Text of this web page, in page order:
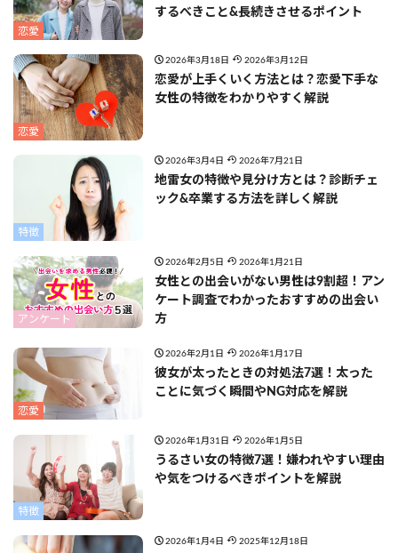
恋愛
するべきこと&長続きさせるポイント
恋愛
2026年3月18日 2026年3月12日
恋愛が上手くいく方法とは？恋愛下手な
女性の特徴をわかりやすく解説
特徴
2026年3月4日 2026年7月21日
地雷女の特徴や見分け方とは？診断チェ
ック&卒業する方法を詳しく解説
アンケート
2026年2月5日 2026年1月21日
女性との出会いがない男性は9割超！アン
ケート調査でわかったおすすめの出会い
方
恋愛
2026年2月1日 2026年1月17日
彼女が太ったときの対処法7選！太った
ことに気づく瞬間やNG対応を解説
特徴
2026年1月31日 2026年1月5日
うるさい女の特徴7選！嫌われやすい理由
や気をつけるべきポイントを解説
2026年1月4日 2025年12月18日